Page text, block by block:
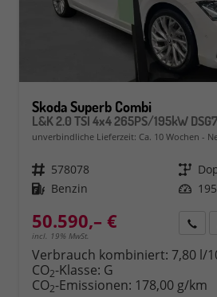
Skoda Superb Combi
L&K 2.0 TSI 4x4 265PS/195kW
unverbindliche Lieferzeit: Ca. 10 Wochen
Fahrzeugnr. 578078 Getriebe
Kraftstoff Benzin Leistung
50.590,– €
incl. 19% MwSt.
Verbrauch kombiniert: 7,80 l/
CO2-Klasse: G
CO2-Emissionen: 178,00 g/km